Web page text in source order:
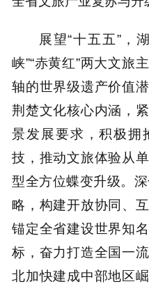
展望“十五五”，
峡”“赤黄红”两大文旅
轴的世界级遗产价值
荆楚文化核心内涵，
景发展要求，积极拥
技，推动文旅体验从
型全方位蝶变升级。
略，构建开放协同、
锚定全省建设世界知
标，奋力打造全国一
北加快建成中部地区